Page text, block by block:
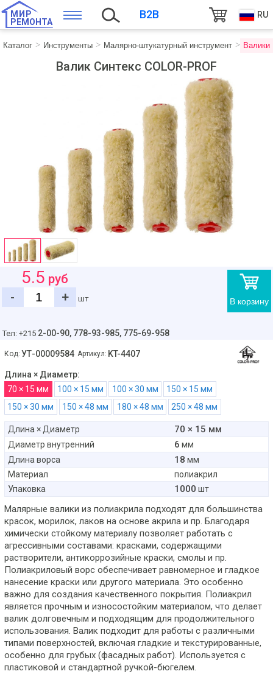
МИР
РЕМОНТА
B2B RU
Каталог Инструменты Малярно-штукатурный инструмент Валики
Валик Синтекс COLOR-PROF
В корзину
5.5 руб
-
+ шт
Тел: +215 2-00-90, 778-93-985, 775-69-958
Код: УТ-00009584 Артикул: KT-4407
Длина × Диаметр:
70 × 15 мм
100 × 15 мм 100 × 30 мм
150 × 15 мм
150 × 30 мм
150 × 48 мм 180 × 48 мм 250 × 48 мм
Длина × Диаметр 70 × 15 мм
Диаметр внутренний 6 мм
Длина ворса
18 мм
Материал
полиакрил
Упаковка
1000 шт
Малярные валики из полиакрила подходят для большинства
красок, морилок, лаков на основе акрила и пр. Благодаря
химически стойкому материалу позволяет работать с
агрессивными составами: красками, содержащими
растворители, антикоррозийные краски, смолы и пр.
Полиакриловый ворс обеспечивает равномерное и гладкое
нанесение краски или другого материала. Это особенно
важно для создания качественного покрытия. Полиакрил
является прочным и износостойким материалом, что делает
валик долговечным и подходящим для продолжительного
использования. Валик подходит для работы с различными
типами поверхностей, включая гладкие и текстурированные,
особенно для грубых (фасадных работ). Используется с
пластиковой и стандартной ручкой-бюгелем.